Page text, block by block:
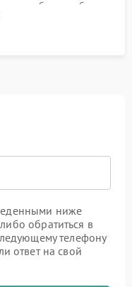
и работы турбины.
на док-станцию и
ниже
обратиться в
телефону
ответ на свой